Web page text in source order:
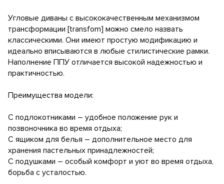
Угловые диваны с высококачественным механизмом
трансформации [transfom] можно смело назвать
классическими. Они имеют простую модификацию и
идеально вписываются в любые стилистические рамки.
Наполнение ППУ отличается высокой надежностью и
практичностью.
Преимущества модели:
С подлокотниками – удобное положение рук и
позвоночника во время отдыха;
С ящиком для белья – дополнительное место для
хранения пастельных принадлежностей;
С подушками – особый комфорт и уют во время отдыха,
борьба с усталостью.